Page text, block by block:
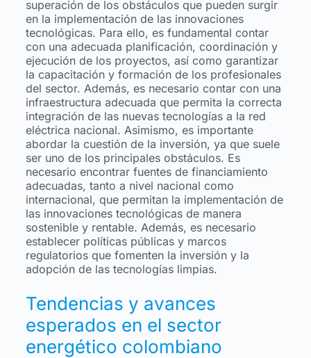
superación de los obstáculos que pueden surgir
en la implementación de las innovaciones
tecnológicas. Para ello, es fundamental contar
con una adecuada planificación, coordinación y
ejecución de los proyectos, así como garantizar
la capacitación y formación de los profesionales
del sector. Además, es necesario contar con una
infraestructura adecuada que permita la correcta
integración de las nuevas tecnologías a la red
eléctrica nacional. Asimismo, es importante
abordar la cuestión de la inversión, ya que suele
ser uno de los principales obstáculos. Es
necesario encontrar fuentes de financiamiento
adecuadas, tanto a nivel nacional como
internacional, que permitan la implementación de
las innovaciones tecnológicas de manera
sostenible y rentable. Además, es necesario
establecer políticas públicas y marcos
regulatorios que fomenten la inversión y la
adopción de las tecnologías limpias.
Tendencias y avances
esperados en el sector
energético colombiano